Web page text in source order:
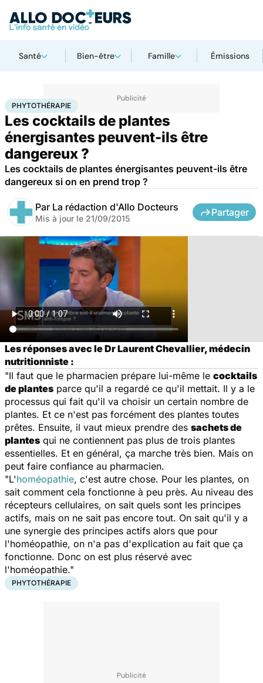
Santé Bien-être Famille Émissions
AccueilBien-êtrePhytothérapie
PHYTOTHÉRAPIE
Les cocktails de plantes
énergisantes peuvent-ils être
dangereux ?
Les cocktails de plantes énergisantes peuvent-ils être
dangereux si on en prend trop ?
Par La rédaction d'Allo Docteurs
Mis à jour le 21/09/2015
Partager
Les réponses avec le Dr Laurent Chevallier, médecin
nutritionniste :
"Il faut que le pharmacien prépare lui-même le cocktails
de plantes parce qu'il a regardé ce qu'il mettait. Il y a le
processus qui fait qu'il va choisir un certain nombre de
plantes. Et ce n'est pas forcément des plantes toutes
prêtes. Ensuite, il vaut mieux prendre des sachets de
plantes qui ne contiennent pas plus de trois plantes
essentielles. Et en général, ça marche très bien. Mais on
peut faire confiance au pharmacien.
"L'homéopathie, c'est autre chose. Pour les plantes, on
sait comment cela fonctionne à peu près. Au niveau des
récepteurs cellulaires, on sait quels sont les principes
actifs, mais on ne sait pas encore tout. On sait qu'il y a
une synergie des principes actifs alors que pour
l'homéopathie, on n'a pas d'explication au fait que ça
fonctionne. Donc on est plus réservé avec
l'homéopathie."
PHYTOTHÉRAPIE